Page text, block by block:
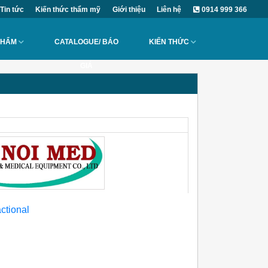
Tin tức Kiến thức thẩm mỹ Giới thiệu Liên hệ 0914 999 366
CATALOGUE/ BÁO KIẾN THỨC